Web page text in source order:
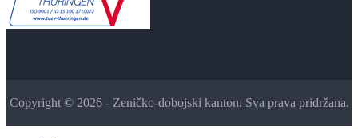
Copyright © 2026 - Zeničko-dobojski kanton. Sva prava pridržana.